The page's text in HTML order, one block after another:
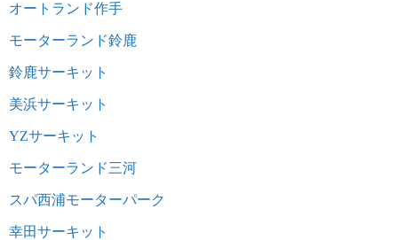
オートランド作手
モーターランド鈴鹿
鈴鹿サーキット
美浜サーキット
YZサーキット
モーターランド三河
スパ西浦モーターパーク
幸田サーキット